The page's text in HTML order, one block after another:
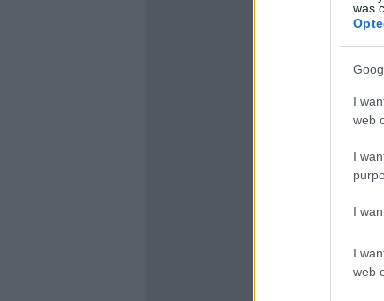
was
I
web
I
I
I
web